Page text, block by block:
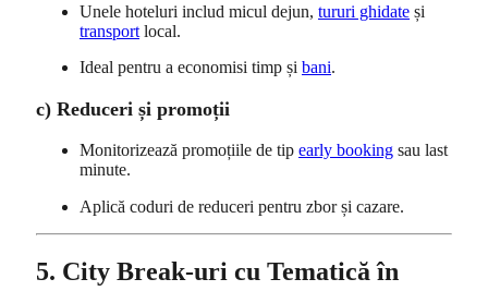
Unele hoteluri includ micul dejun, tururi ghidate și
transport local.
Ideal pentru a economisi timp și bani.
c) Reduceri și promoții
Monitorizează promoțiile de tip early booking sau last
minute.
Aplică coduri de reduceri pentru zbor și cazare.
5. City Break-uri cu Tematică în